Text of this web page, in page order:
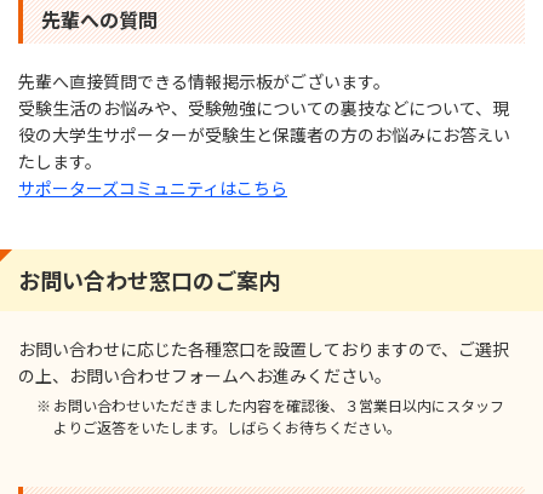
先輩への質問
先輩へ直接質問できる情報掲⽰板がございます。
受験⽣活のお悩みや、受験勉強についての裏技などについて、現
役の⼤学⽣サポーターが受験⽣と保護者の⽅のお悩みにお答えい
たします。
サポーターズコミュニティはこちら
お問い合わせ窓⼝のご案内
お問い合わせに応じた各種窓⼝を設置しておりますので、ご選択
の上、お問い合わせフォームへお進みください。
お問い合わせいただきました内容を確認後、３営業⽇以内にスタッフ
よりご返答をいたします。しばらくお待ちください。